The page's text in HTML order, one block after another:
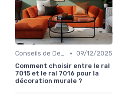
Conseils de Design d'Intérieur • 09/12/2025
Comment choisir entre le ral
7015 et le ral 7016 pour la
décoration murale ?